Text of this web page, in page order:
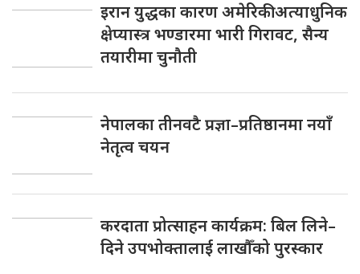
इरान युद्धका कारण अमेरिकी अत्याधुनिक
क्षेप्यास्त्र भण्डारमा भारी गिरावट, सैन्य
तयारीमा चुनौती
नेपालका तीनवटै प्रज्ञा–प्रतिष्ठानमा नयाँ
नेतृत्व चयन
करदाता प्रोत्साहन कार्यक्रम: बिल लिने–
दिने उपभोक्तालाई लाखौँको पुरस्कार